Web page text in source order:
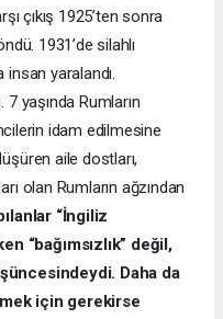
çıkış 1925’ten sonra
1931’de silahlı
yaralandı.
7 yaşında Rumların
idam edilmesine
aile dostları,
olan Rumların ağzından
“İngiliz
“bağımsızlık” değil,
Daha da
için gerekirse